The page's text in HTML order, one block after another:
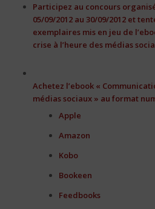
Participez au concours
05/09/2012 au 30/09/2012 et
exemplaires mis en jeu de
crise à l’heure des médias
Achetez l’ebook «
médias sociaux » au format
Apple
Amazon
Kobo
Bookeen
Feedbooks